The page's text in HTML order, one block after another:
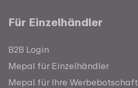
Für Einzelhändler
B2B Login
Mepal für Einzelhändler
Mepal für Ihre Werbebotschaft